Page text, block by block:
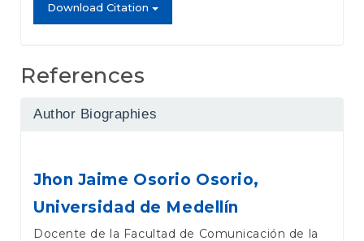
Download Citation
References
Author Biographies
Jhon Jaime Osorio Osorio,
Universidad de Medellín
Docente de la Facultad de Comunicación de la